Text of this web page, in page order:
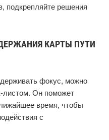
подкрепляйте решения
КАРТЫ ПУТИ
фокус, можно
листом. Он поможет
время, чтобы
с